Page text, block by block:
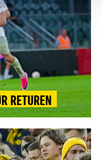
RETUREN